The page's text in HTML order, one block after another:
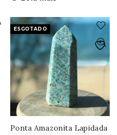
ESGOTADO
Ponta Amazonita Lapidada